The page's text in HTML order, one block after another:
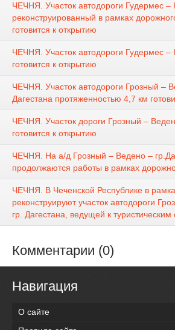
ЧЕЧНЯ. Участок автодороги Гудермес –
реконструированный в рамках
готовится к открытию
ЧЕЧНЯ. Участок автодороги Гудермес –
готовится к открытию
ЧЕЧНЯ. Участок автодороги Грозный –
Дагестана протяженностью 4,7 км
ЧЕЧНЯ. Участок дороги Грозный –
готовится к открытию
ЧЕЧНЯ. На а/д Грозный – Ведено –
продолжаются работы в рамках
ЧЕЧНЯ. В Чеченской Республике в
реконструируют участок автодороги
гр. Дагестана, ведущей к туристическим
Комментарии (0)
Навигация
О сайте